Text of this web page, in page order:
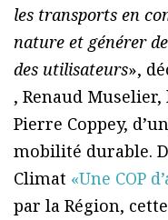
les transports en
nature et générer
des utilisateurs»,
, Renaud
Pierre Coppey,
mobilité durable.
Climat «Une COP
par la Région,